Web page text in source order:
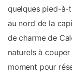
quelques pied-à-
au nord de la
de charme de
naturels à
moment pour